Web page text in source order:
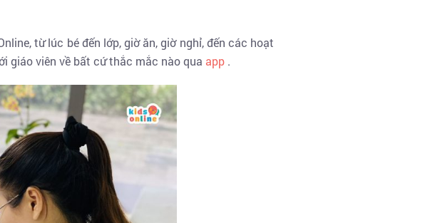
từ lúc bé đến lớp, giờ ăn, giờ nghỉ, đến các hoạt
giáo viên về bất cứ thắc mắc nào qua app .